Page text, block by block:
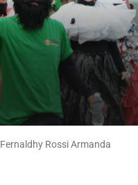
Fernaldhy Rossi Armanda